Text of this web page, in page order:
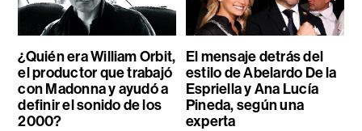
¿Quién era William Orbit,
el productor que trabajó
con Madonna y ayudó a
definir el sonido de los
2000?
El mensaje detrás del
estilo de Abelardo De la
Espriella y Ana Lucía
Pineda, según una
experta